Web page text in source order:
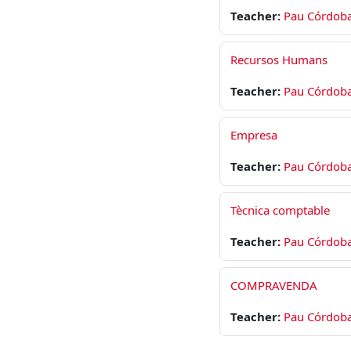
Teacher: Pau
Recursos Humans
Teacher: Pau
Empresa
Teacher: Pau
Tècnica comptable
Teacher: Pau
COMPRAVENDA
Teacher: Pau